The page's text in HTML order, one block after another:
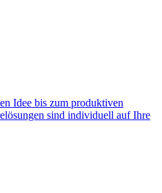
Idee bis zum produktiven
sind individuell auf Ihre